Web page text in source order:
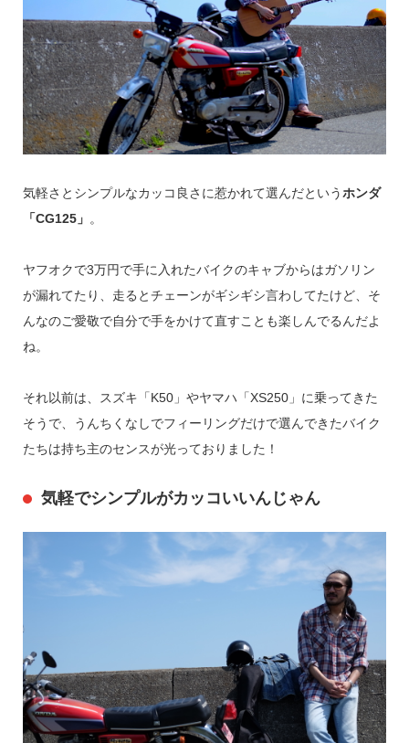
気軽さとシンプルなカッコ良さに惹かれて選んだというホンダ
「CG125」 。
ヤフオクで3万円で手に入れたバイクのキャブからはガソリン
が漏れてたり、走るとチェーンがギシギシ言わしてたけど、そ
んなのご愛敬で自分で手をかけて直すことも楽しんでるんだよ
ね。
それ以前は、スズキ「K50」やヤマハ「XS250」に乗ってきた
そうで、うんちくなしでフィーリングだけで選んできたバイク
たちは持ち主のセンスが光っておりました！
気軽でシンプルがカッコいいんじゃん